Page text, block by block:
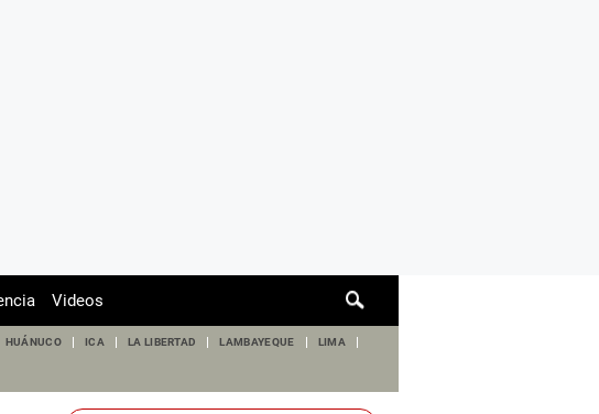
de
Videos
HUÁNUCO ICA LA LIBERTAD LAMBAYEQUE LIMA